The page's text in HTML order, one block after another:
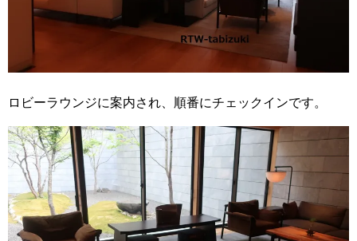
ロビーラウンジに案内され、順番にチェックインです。